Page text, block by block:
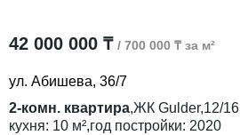
42 000 000 ₸ / 700 000 ₸ за м²
ул. Абишева, 36/7
2-комн. квартира,ЖК Gulder,12/16
кухня: 10 м²,год постройки: 2020